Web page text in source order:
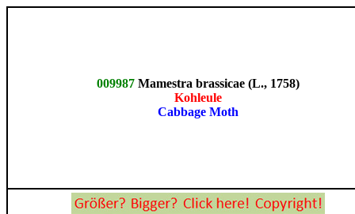
009987 Mamestra brassicae (L., 1758)
Kohleule
Cabbage Moth